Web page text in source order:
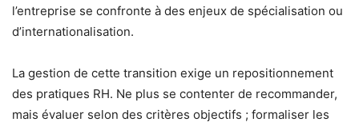
l’entreprise se confronte à des enjeux de spécialisation ou
d’internationalisation.
La gestion de cette transition exige un repositionnement
des pratiques RH. Ne plus se contenter de recommander,
mais évaluer selon des critères objectifs ; formaliser les